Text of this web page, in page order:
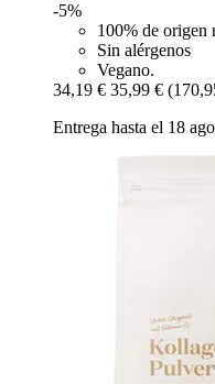
-5%
100% de origen
Sin alérgenos
Vegano.
34,19 € 35,99 €
Entrega hasta el 18